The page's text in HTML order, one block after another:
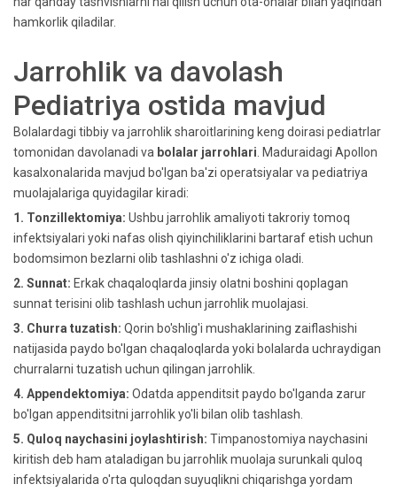
hamkorlik qiladilar.
Jarrohlik va davolash
Pediatriya ostida mavjud
Bolalardagi tibbiy va jarrohlik sharoitlarining keng doirasi pediatrlar
tomonidan davolanadi va bolalar jarrohlari . Maduraidagi Apollon
kasalxonalarida mavjud bo'lgan ba'zi operatsiyalar va pediatriya
muolajalariga quyidagilar kiradi:
1. Tonzillektomiya: Ushbu jarrohlik amaliyoti takroriy tomoq
infektsiyalari yoki nafas olish qiyinchiliklarini bartaraf etish uchun
bodomsimon bezlarni olib tashlashni o'z ichiga oladi.
2. Sunnat: Erkak chaqaloqlarda jinsiy olatni boshini qoplagan
sunnat terisini olib tashlash uchun jarrohlik muolajasi.
3. Churra tuzatish: Qorin bo'shlig'i mushaklarining zaiflashishi
natijasida paydo bo'lgan chaqaloqlarda yoki bolalarda uchraydigan
churralarni tuzatish uchun qilingan jarrohlik.
4. Appendektomiya: Odatda appenditsit paydo bo'lganda zarur
bo'lgan appenditsitni jarrohlik yo'li bilan olib tashlash.
5. Quloq naychasini joylashtirish: Timpanostomiya naychasini
kiritish deb ham ataladigan bu jarrohlik muolaja surunkali quloq
infektsiyalarida o'rta quloqdan suyuqlikni chiqarishga yordam